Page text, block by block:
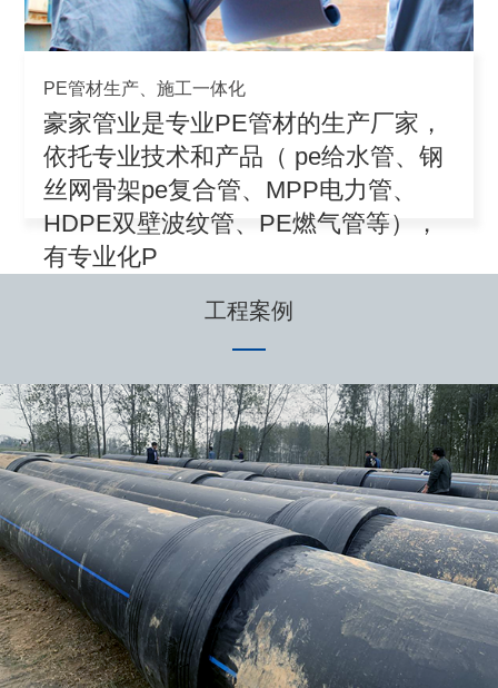
PE管材生产、施工一体化
豪家管业是专业PE管材的生产厂家，
依托专业技术和产品（ pe给水管、钢
丝网骨架pe复合管、MPP电力管、
HDPE双壁波纹管、PE燃气管等），
有专业化P
工程案例